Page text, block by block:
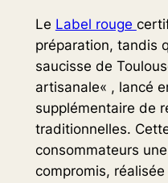
Le Label rouge
préparation, tandis
saucisse de
artisanale« , lancé
supplémentaire de
traditionnelles.
consommateurs
compromis,